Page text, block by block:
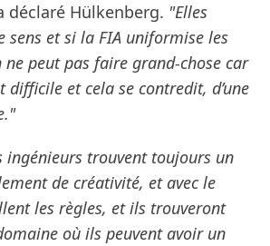
déclaré Hülkenberg. "Elles
sens et si la FIA uniformise les
peut pas faire grand-chose car
difficile et cela se contredit, d’une
ingénieurs trouvent toujours un
de créativité, et avec le
les règles, et ils trouveront
où ils peuvent avoir un